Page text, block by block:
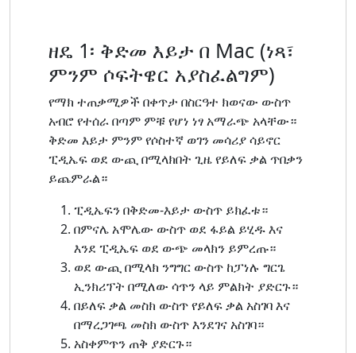
ዘዴ 1፡ ቅድመ እይታ በ Mac (ነጻ፣
ምንም ሶፍትዌር አያስፈልግም)
የማክ ተጠቃሚዎች በቀጥታ በስርዓተ ክወናው ውስጥ
አብሮ የተሰራ በጣም ምቹ የሆነ ነፃ አማራጭ አላቸው።
ቅድመ እይታ ምንም የሶስተኛ ወገን መሳሪያ ሳይኖር
ፒዲኤፍ ወደ ውጪ በሚላክበት ጊዜ የይለፍ ቃል ጥበቃን
ይጨምራል።
ፒዲኤፍን በቅድመ-እይታ ውስጥ ይክፈቱ።
በምናሌ አሞሌው ውስጥ ወደ ፋይል ይሂዱ እና
እንደ ፒዲኤፍ ወደ ውጭ መላክን ይምረጡ።
ወደ ውጪ በሚላክ ንግግር ውስጥ ከፓነሉ ግርጌ
ኢንክሪፕት በሚለው ሳጥን ላይ ምልክት ያድርጉ።
በይለፍ ቃል መስክ ውስጥ የይለፍ ቃል አስገባ እና
በማረጋገጫ መስክ ውስጥ እንደገና አስገባ።
አስቀምጥን ጠቅ ያድርጉ።